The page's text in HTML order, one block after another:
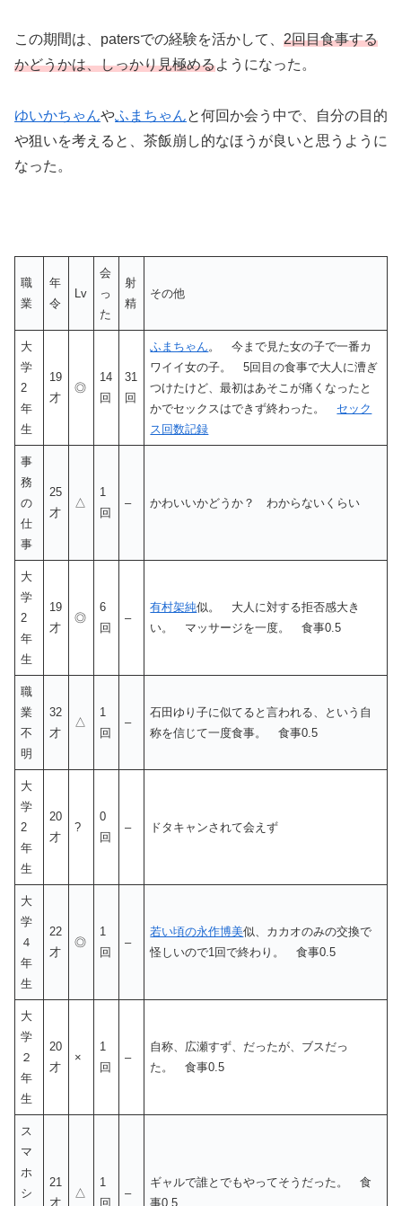
この期間は、patersでの経験を活かして、 2回目食事する
かどうかは、しっかり見極めるようになった。
ゆいかちゃんやふまちゃんと何回か会う中で、自分の目的
や狙いを考えると、茶飯崩し的なほうが良いと思うように
なった。
職
業
年
令
Lv
会
っ
た
射
精
その他
大
学
2
年
生
19
才
◎
14
回
31
回
ふまちゃん 。 今まで見た女の子で一番カ
ワイイ女の子。 5回目の食事で大人に漕ぎ
つけたけど、最初はあそこが痛くなったと
かでセックスはできず終わった。 セック
ス回数記録
事
務
の
仕
事
25
才
△
1
回
– かわいいかどうか？ わからないくらい
大
学
2
年
生
19
才
◎
6
回
–
有村架純似。 大人に対する拒否感大き
い。 マッサージを一度。 食事0.5
職
業
不
明
32
才
△
1
回
–
石田ゆり子に似てると言われる、という自
称を信じて一度食事。 食事0.5
大
学
2
年
生
20
才
?
0
回
– ドタキャンされて会えず
大
学
４
年
生
22
才
◎
1
回
–
若い頃の永作博美似、カカオのみの交換で
怪しいので1回で終わり。 食事0.5
大
学
２
年
生
20
才
×
1
回
–
自称、広瀬すず、だったが、ブスだっ
た。 食事0.5
ス
マ
ホ
シ
21
才
△
1
回
–
ギャルで誰とでもやってそうだった。 食
事0.5